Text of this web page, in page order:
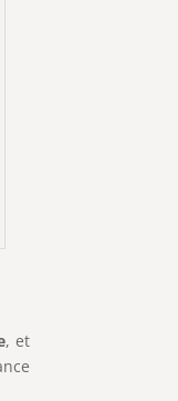
, et